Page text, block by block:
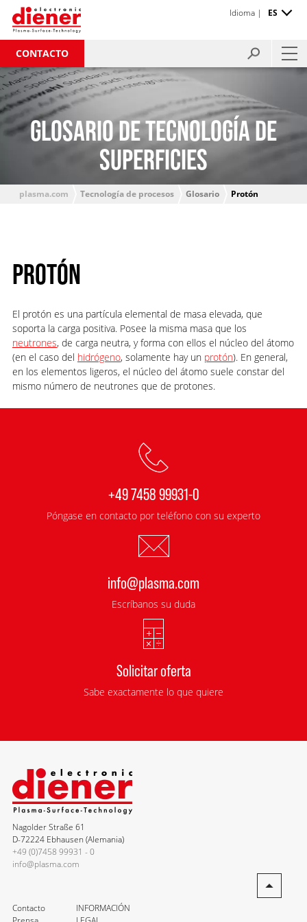
CONTACTO
Idioma | ES
GLOSARIO DE TECNOLOGÍA DE
SUPERFICIES
plasma.com Tecnología de procesos Glosario Protón
PROTÓN
El protón es una partícula elemental de masa elevada, que
soporta la carga positiva. Posee la misma masa que los
neutrones, de carga neutra, y forma con ellos el núcleo del átomo
(en el caso del hidrógeno, solamente hay un protón). En general,
en los elementos ligeros, el núcleo del átomo suele constar del
mismo número de neutrones que de protones.
+49 7458 99931-0
Póngase en contacto por teléfono con su experto
info@plasma.com
Escríbanos su duda
Solicitar oferta
Sabe exactamente lo que quiere
Nagolder Straße 61
D-72224 Ebhausen (Alemania)
+49 (0)7458 99931 - 0
info@plasma.com
Contacto
INFORMACIÓN